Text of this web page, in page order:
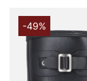
-49%